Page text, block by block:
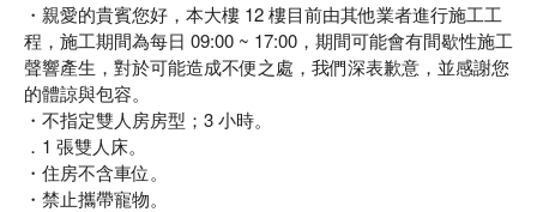
・親愛的貴賓您好，本大樓 12 樓目前由其他業者進行施工工
程，施工期間為每日 09:00 ~ 17:00，期間可能會有間歇性施工
聲響產生，對於可能造成不便之處，我們深表歉意，並感謝您
的體諒與包容。
・不指定雙人房房型；3 小時。
．1 張雙人床。
・住房不含車位。
・禁止攜帶寵物。